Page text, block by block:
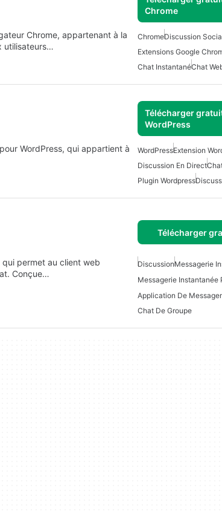
Chrome
Chrome, appartenant à la
utilisateurs…
ChromeDiscussion
Extensions Google
Chat InstantanéChat
Télécharger
WordPress
WordPress, qui appartient à
WordPressExtension
Discussion En Direct
Plugin Wordpress
Télécharger
permet au client web
Conçue…
DiscussionMessagerie
Messagerie Instantanée
Chat De Groupe